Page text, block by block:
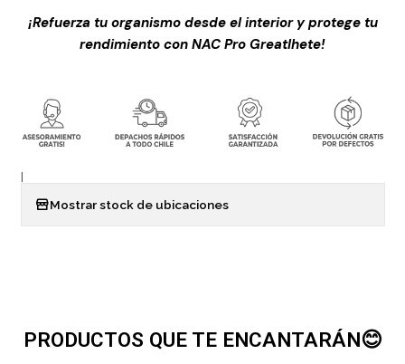
¡Refuerza tu organismo desde el interior y protege tu
rendimiento con NAC Pro Greatlhete!
|
Mostrar stock de ubicaciones
PRODUCTOS QUE TE ENCANTARÁN😊